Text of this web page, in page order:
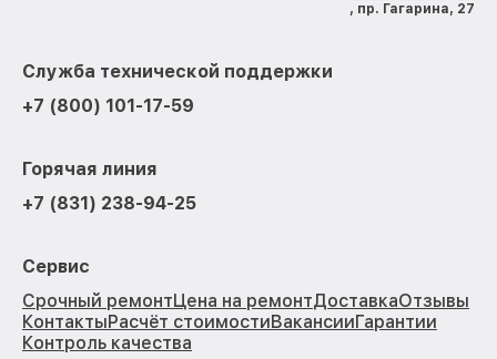
, пр. Гагарина, 27
Служба технической поддержки
+7 (800) 101-17-59
Горячая линия
+7 (831) 238-94-25
Сервис
Срочный ремонтЦена на ремонтДоставкаОтзывы
КонтактыРасчёт стоимостиВакансииГарантии
Контроль качества